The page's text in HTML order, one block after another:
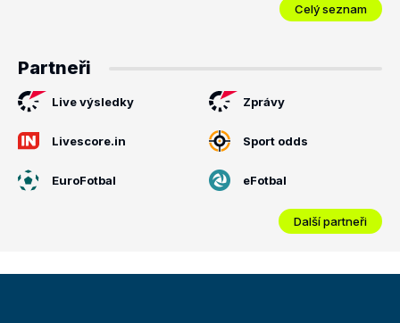
Celý seznam
Partneři
Live výsledky Zprávy
Livescore.in Sport odds
EuroFotbal eFotbal
Další partneři